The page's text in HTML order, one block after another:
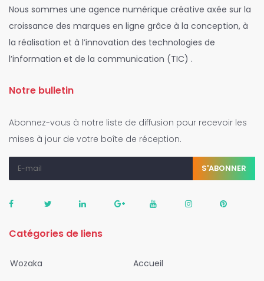
Nous sommes une agence numérique créative axée sur la
croissance des marques en ligne grâce à la conception, à
la réalisation et à l’innovation des technologies de
l’information et de la communication (TIC) .
Notre bulletin
Abonnez-vous à notre liste de diffusion pour recevoir les
mises à jour de votre boîte de réception.
S'ABONNER
Catégories de liens
Wozaka
Accueil